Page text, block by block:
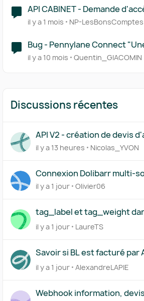
API CABINET - Demande
il y a 1 mois NP-LesBonsComptes
Bug - Pennylane Connect
Application Error!"
il y a 10 mois Quentin_GIACOMIN
Discussions récentes
API V2 - création de devis
il y a 13 heures Nicolas_YVON
Connexion Dolibarr multi-
il y a 1 jour Olivier06
tag_label et tag_weight
l'API
il y a 1 jour
LaureTS
Savoir si BL est facturé par
il y a 1 jour AlexandreLAPIE
Webhook information,